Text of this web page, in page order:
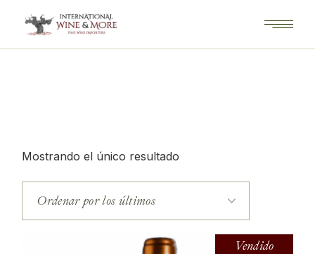
contenido
Mostrando el único resultado
Vendido